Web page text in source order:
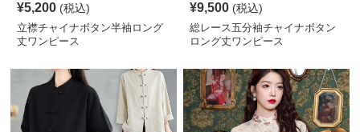
¥5,200 (税込)
立襟チャイナボタン半袖ロング
丈ワンピース
¥9,500 (税込)
総レース五分袖チャイナボタン
ロング丈ワンピース